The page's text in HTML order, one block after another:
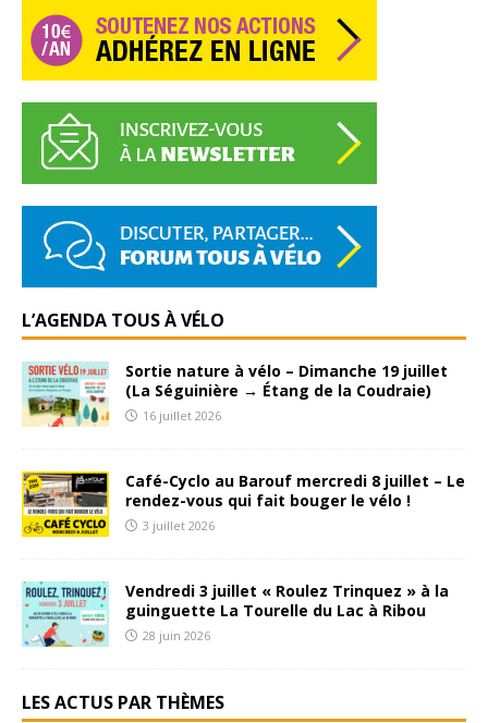
L’AGENDA TOUS À VÉLO
Sortie nature à vélo – Dimanche 19 juillet
(La Séguinière → Étang de la Coudraie)
16 juillet 2026
Café-Cyclo au Barouf mercredi 8 juillet – Le
rendez-vous qui fait bouger le vélo !
3 juillet 2026
Vendredi 3 juillet « Roulez Trinquez » à la
guinguette La Tourelle du Lac à Ribou
28 juin 2026
LES ACTUS PAR THÈMES